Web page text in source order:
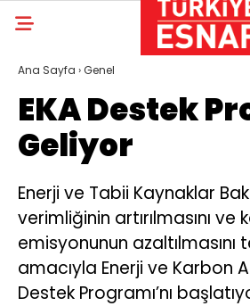
Ana Sayfa ›Genel
EKA Destek
Geliyor
Enerji ve Tabii Kaynaklar
verimliğinin artırılmasını ve
emisyonunun azaltılmasını
amacıyla Enerji ve Karbon
Destek Programı’nı